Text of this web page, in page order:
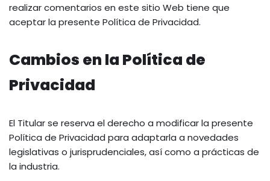
realizar comentarios en este sitio Web tiene que
aceptar la presente Política de Privacidad.
Cambios en la Política de
Privacidad
El Titular se reserva el derecho a modificar la presente
Política de Privacidad para adaptarla a novedades
legislativas o jurisprudenciales, así como a prácticas de
la industria.